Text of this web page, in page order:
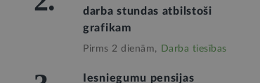
darba stundas atbilstoši
grafikam
Pirms 2 dienām, Darba tiesības
Iesniegumu pensijas